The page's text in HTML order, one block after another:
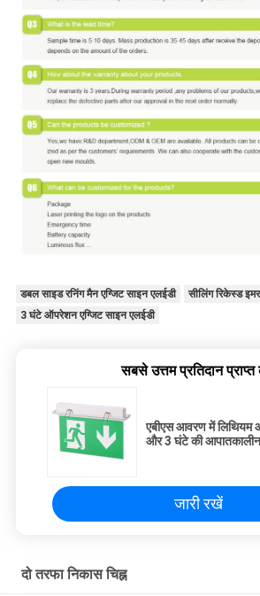
डबल साइड रनिंग मैन एग्जिट साइन एलईडी
सीलिंग रिकेस्ड
3 घंटे ऑपरेशन एग्जिट साइन एलईडी
सबसे उत्तम प्रतिदान
एबीएस आवरण में
और 3 घंटे की
जारी रखें
दो तरफा निकास चिह्न